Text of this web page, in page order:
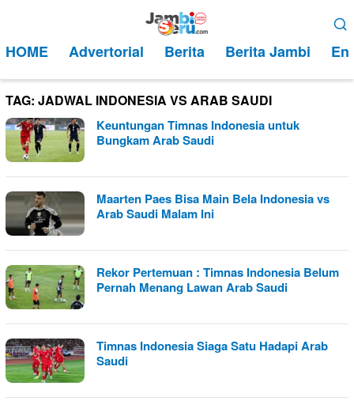
kontenMobile
HOME Advertorial Berita Berita Jambi
TAG: JADWAL INDONESIA VS ARAB SAUDI
Keuntungan Timnas Indonesia untuk
Bungkam Arab Saudi
Maarten Paes Bisa Main Bela Indonesia vs
Arab Saudi Malam Ini
Rekor Pertemuan : Timnas Indonesia Belum
Pernah Menang Lawan Arab Saudi
Timnas Indonesia Siaga Satu Hadapi Arab
Saudi